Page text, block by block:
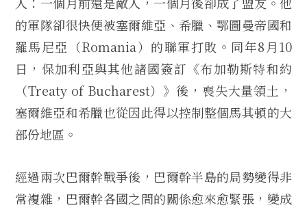
的軍隊卻很快便被塞爾維亞、希臘、鄂圖曼帝國和
羅馬尼亞（Romania）的聯軍打敗。同年8月10
日，保加利亞與其他諸國簽訂《布加勒斯特和約
（Treaty of Bucharest）》後，喪失大量領土，
塞爾維亞和希臘也從因此得以控制整個馬其頓的大
部份地區。
經過兩次巴爾幹戰爭後，巴爾幹半島的局勢變得非
常複雜，巴爾幹各國之間的關係愈來愈緊張，變成